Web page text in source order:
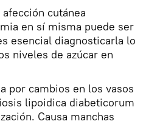
cutánea
en sí misma puede ser
esencial diagnosticarla lo
niveles de azúcar en
por cambios en los vasos
lipoidica diabeticorum
Causa manchas